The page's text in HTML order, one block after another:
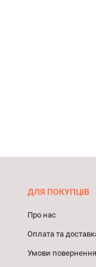
ДЛЯ ПОКУПЦІВ
Про нас
Оплата та
Умови